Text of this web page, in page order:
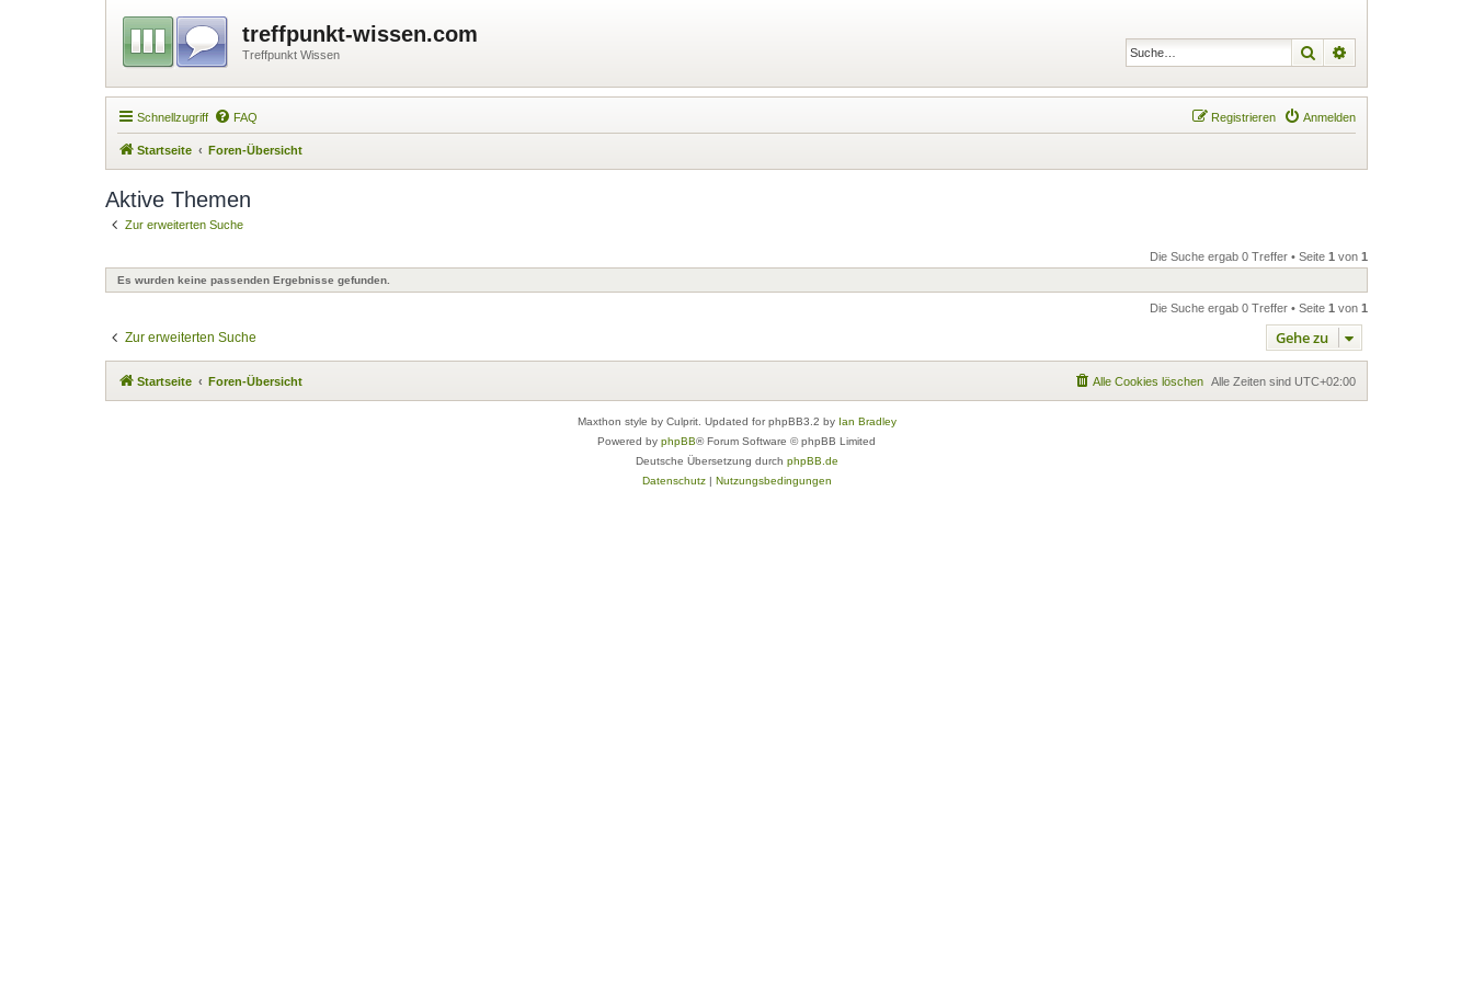
treffpunkt-wissen.com
Treffpunkt Wissen Suche
Schnellzugriff FAQ Anmelden
Registrieren
Startseite Foren-Übersicht
Aktive Themen
Zur erweiterten Suche
Die Suche ergab 0 Treffer • Seite 1 von 1
Es wurden keine passenden Ergebnisse gefunden.
Die Suche ergab 0 Treffer • Seite 1 von 1
Zur erweiterten Suche Gehe zu
Startseite Foren-Übersicht Alle Zeiten sind UTC+02:00
Alle Cookies löschen
Maxthon style by Culprit. Updated for phpBB3.2 by Ian Bradley
Powered by phpBB® Forum Software © phpBB Limited
Deutsche Übersetzung durch phpBB.de
Datenschutz| Nutzungsbedingungen